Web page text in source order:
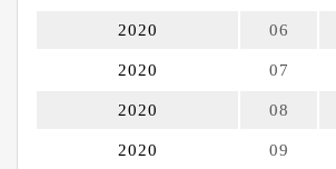
2020 06
2020 07
2020 08
2020 09